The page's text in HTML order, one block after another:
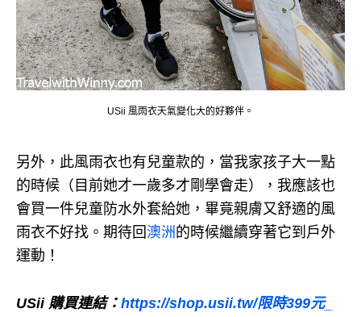
USii 風雨衣天氣變化大的好夥伴。
另外，此風雨衣也有兒童款的，當我家孩子大一點
的時候（目前她才一歲多才剛學會走），我應該也
會買一件兒童防水外套給她，畢竟親膚又舒適的風
雨衣不好找。 期待回澳洲 的時候繼續穿著它到戶外
運動！
USii 購買連結： https://shop.usii.tw/限時399元_